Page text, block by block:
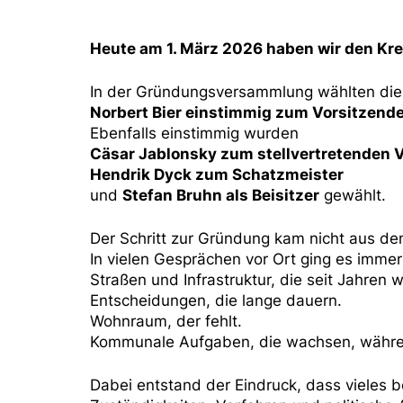
Heute am 1. März 2026 haben wir den
In der Gründungsversammlung wählten
Norbert Bier einstimmig zum
Ebenfalls einstimmig wurden
Cäsar Jablonsky zum stellvertretenden
Hendrik Dyck zum Schatzmeister
und Stefan Bruhn als Beisitzer gewählt.
Der Schritt zur Gründung kam nicht aus
In vielen Gesprächen vor Ort ging es
Straßen und Infrastruktur, die seit Jahren
Entscheidungen, die lange dauern.
Wohnraum, der fehlt.
Kommunale Aufgaben, die wachsen,
Dabei entstand der Eindruck, dass vieles